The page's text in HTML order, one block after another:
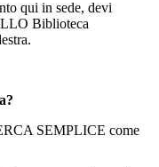
qui in sede, devi
Biblioteca
SEMPLICE come